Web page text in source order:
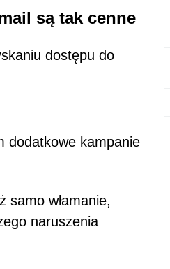
są tak cenne
dostępu do
dodatkowe kampanie
samo włamanie,
naruszenia